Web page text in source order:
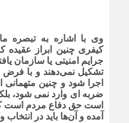
کیفری چنین ابراز عقیده
جرایم امنیتی یا سازمان
تشکیل نمی‌دهند و با فرض
اجرا شود و چنین متهمانی
ضربه ای وارد نمی شود،
آمده و آن‌ها باید در انتخاب